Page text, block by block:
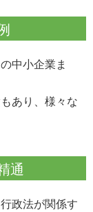
中小企業ま
あり、様々な
通
政法が関係す